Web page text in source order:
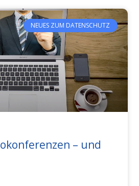
NEUES ZUM DATENSCHUTZ
– und